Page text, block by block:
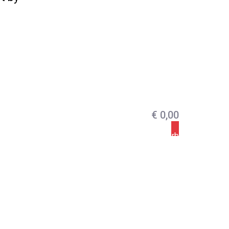
€ 0,00
In den Warenkorb